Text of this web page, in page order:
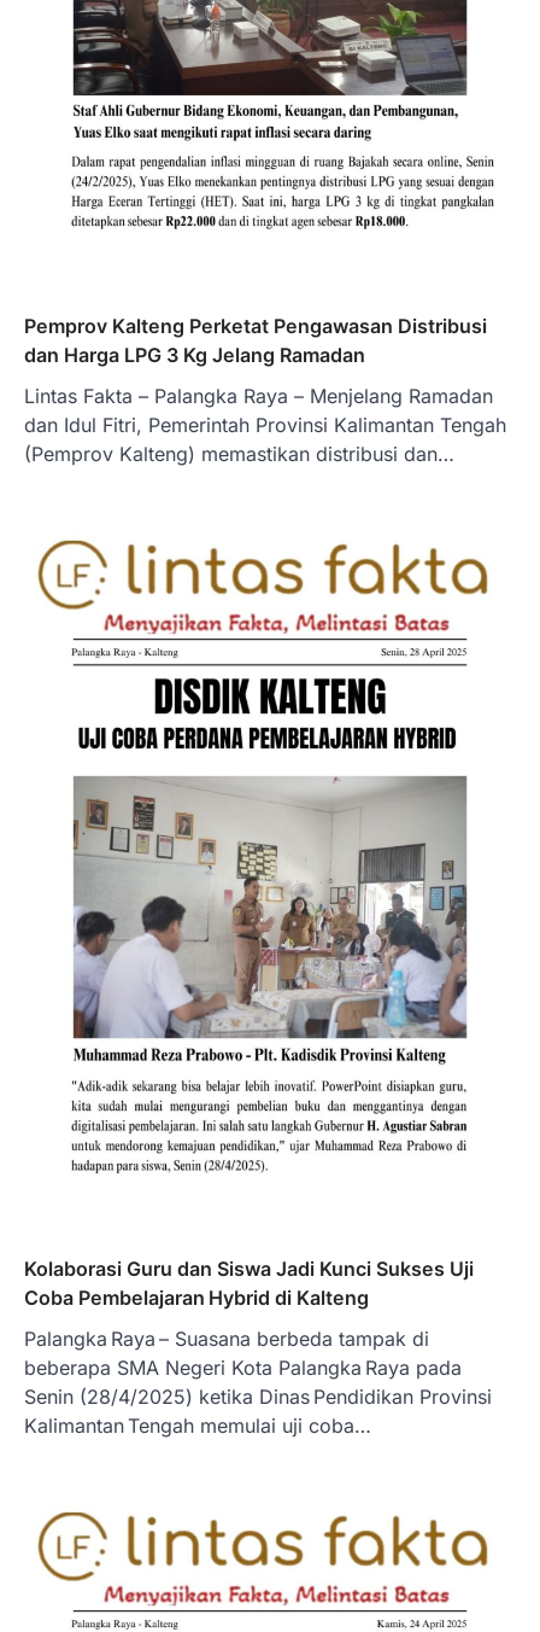
Pemprov Kalteng Perketat Pengawasan Distribusi
dan Harga LPG 3 Kg Jelang Ramadan
Lintas Fakta – Palangka Raya – Menjelang Ramadan
dan Idul Fitri, Pemerintah Provinsi Kalimantan Tengah
(Pemprov Kalteng) memastikan distribusi dan…
Kolaborasi Guru dan Siswa Jadi Kunci Sukses Uji
Coba Pembelajaran Hybrid di Kalteng
Palangka Raya – Suasana berbeda tampak di
beberapa SMA Negeri Kota Palangka Raya pada
Senin (28/4/2025) ketika Dinas Pendidikan Provinsi
Kalimantan Tengah memulai uji coba…